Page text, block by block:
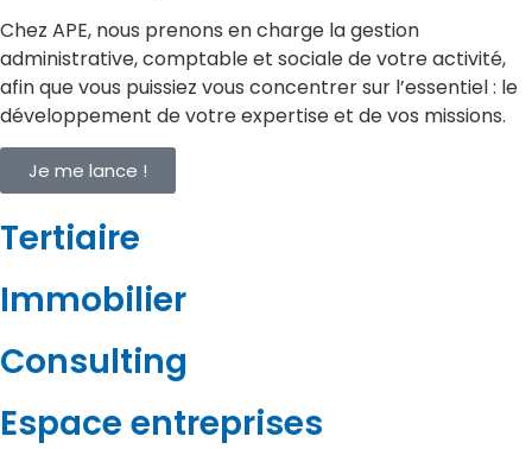
Chez APE, nous prenons en charge la gestion
administrative, comptable et sociale de votre activité,
afin que vous puissiez vous concentrer sur l’essentiel : le
développement de votre expertise et de vos missions.
Je me lance !
Tertiaire
Immobilier
Consulting
Espace entreprises